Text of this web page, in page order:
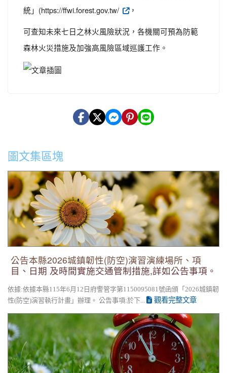
統」(https://ffwi.forest.gov.tw/
，
可查知未來七日之林火風險狀況，各機關可預為防範
森林火災措施及加強高風險區域巡護工作。
圖文集區塊
公告本縣2026城鎮韌性(防空)演習演練場所、項目、日期 及時
間實施交通管制措施,詳如公告事項。
公告本縣2026城鎮韌性(防空)演習演練場所、項
目、日期 及時間實施交通管制措施,詳如公告事項。
依據:依據本縣115年6月12日府警管字第1150095081號函頒「2026城鎮韌
性(防空)演習執行計畫」辦理。 公告事項:於下...
觀看完整文章
花蓮縣新城鄉嘉里國民小學115學年度第2公告第2次招考代理教
師錄取名單